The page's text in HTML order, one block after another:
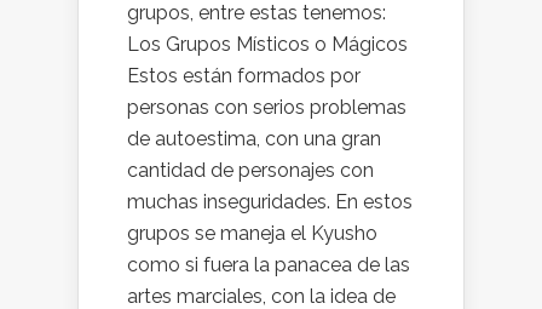
grupos, entre estas tenemos:
Los Grupos Místicos o Mágicos
Estos están formados por
personas con serios problemas
de autoestima, con una gran
cantidad de personajes con
muchas inseguridades. En estos
grupos se maneja el Kyusho
como si fuera la panacea de las
artes marciales, con la idea de